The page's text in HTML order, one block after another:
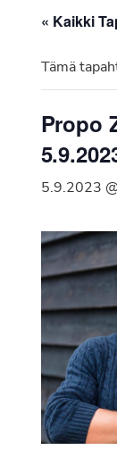
Ry
vuonna
Suomen
jäsenjärjestö.
« Kaikki
Tämä
Propo
5.9.2023